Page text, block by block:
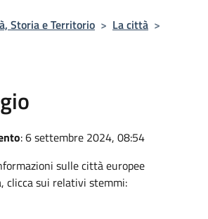
Storia e Territorio > La città >
: 6 settembre 2024, 08:54
sulle città europee
clicca sui relativi stemmi: